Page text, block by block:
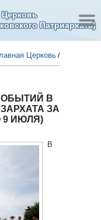
Церковь
Патриархата)
Церковь /
В
ЗА
ИЮЛЯ)
В